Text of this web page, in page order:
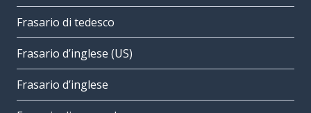
Frasario di tedesco
Frasario d’inglese (US)
Frasario d’inglese